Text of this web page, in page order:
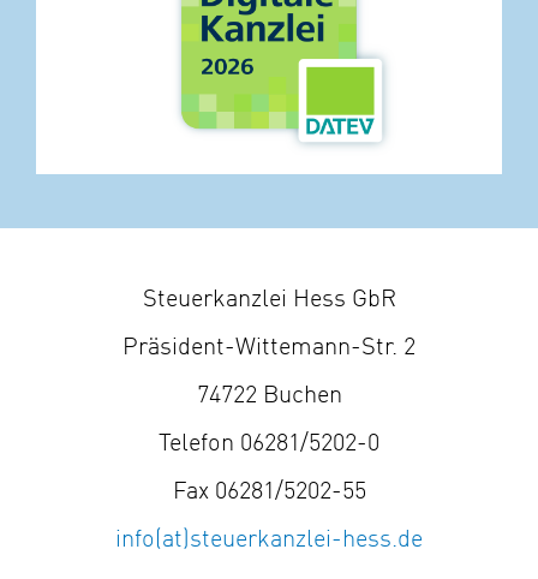
Steuerkanzlei Hess GbR
Präsident-Wittemann-Str. 2
74722 Buchen
Telefon 06281/5202-0
Fax 06281/5202-55
info(at)steuerkanzlei-hess.de